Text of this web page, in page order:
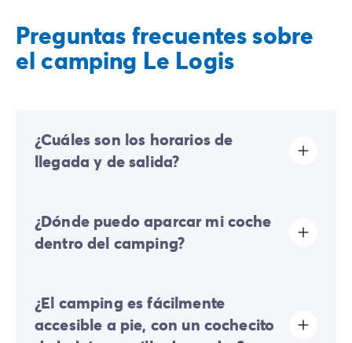
Preguntas frecuentes sobre
el camping Le Logis
¿Cuáles son los horarios de
llegada y de salida?
se realizan de 08:00 a 10:00. A tu llegada, dirígete
directamente a la recepción de Homair Vacances -
Eurocamp (marcas de nuestro grupo).
¿Dónde puedo aparcar mi coche
dentro del camping?
coche adicional deberá estacionar en el aparcamiento
¿El camping es fácilmente
accesible a pie, con un cochecito